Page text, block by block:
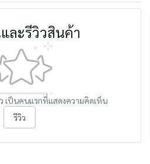
ละรีวิวสินค้า
เป็นคนแรกที่แสดงความคิดเห็น
รีวิว